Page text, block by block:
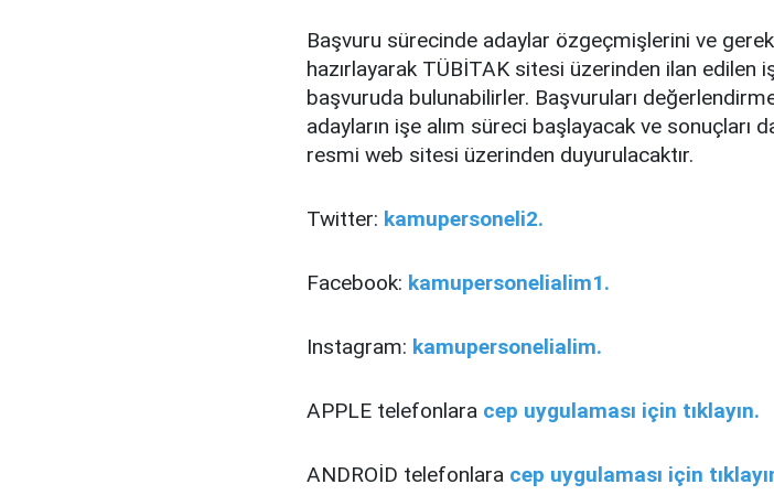
Başvuru sürecinde adaylar özgeçmişlerini ve
hazırlayarak TÜBİTAK sitesi üzerinden ilan edilen
başvuruda bulunabilirler. Başvuruları
adayların işe alım süreci başlayacak ve sonuçları
resmi web sitesi üzerinden duyurulacaktır.
Twitter: kamupersoneli2.
Facebook: kamupersonelialim1.
Instagram: kamupersonelialim.
APPLE telefonlara cep uygulaması için tıklayın.
ANDROİD telefonlara cep uygulaması için